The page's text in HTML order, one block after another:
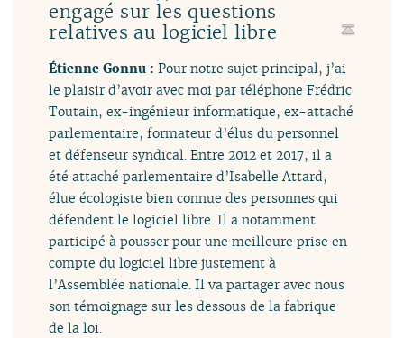
engagé sur les questions
relatives au logiciel libre
Étienne Gonnu :Pour notre sujet principal, j’ai
le plaisir d’avoir avec moi par téléphone Frédric
Toutain, ex-ingénieur informatique, ex-attaché
parlementaire, formateur d’élus du personnel
et défenseur syndical. Entre 2012 et 2017, il a
été attaché parlementaire d’Isabelle Attard,
élue écologiste bien connue des personnes qui
défendent le logiciel libre. Il a notamment
participé à pousser pour une meilleure prise en
compte du logiciel libre justement à
l’Assemblée nationale. Il va partager avec nous
son témoignage sur les dessous de la fabrique
de la loi.